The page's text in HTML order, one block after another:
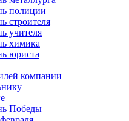
полиции
строителя
учителя
химика
юриста
компании
Победы